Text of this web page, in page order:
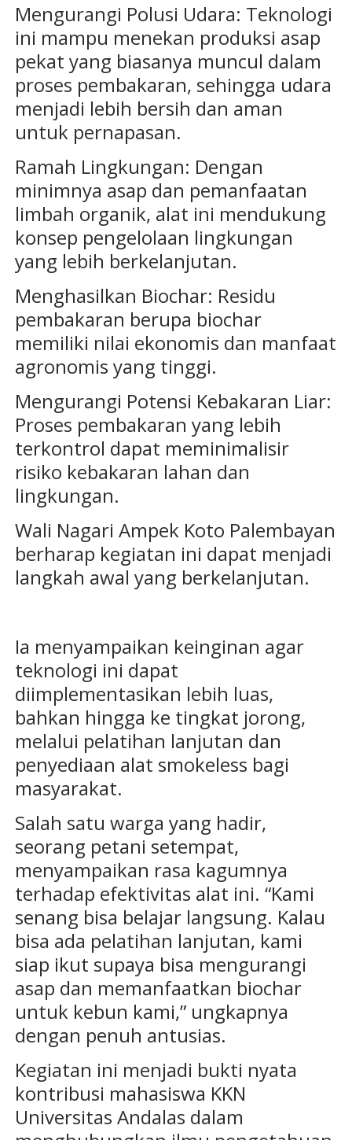
Mengurangi Polusi Udara: Teknologi
ini mampu menekan produksi asap
pekat yang biasanya muncul dalam
proses pembakaran, sehingga udara
menjadi lebih bersih dan aman
untuk pernapasan.
Ramah Lingkungan: Dengan
minimnya asap dan pemanfaatan
limbah organik, alat ini mendukung
konsep pengelolaan lingkungan
yang lebih berkelanjutan.
Menghasilkan Biochar: Residu
pembakaran berupa biochar
memiliki nilai ekonomis dan manfaat
agronomis yang tinggi.
Mengurangi Potensi Kebakaran Liar:
Proses pembakaran yang lebih
terkontrol dapat meminimalisir
risiko kebakaran lahan dan
lingkungan.
Wali Nagari Ampek Koto Palembayan
berharap kegiatan ini dapat menjadi
langkah awal yang berkelanjutan.
Ia menyampaikan keinginan agar
teknologi ini dapat
diimplementasikan lebih luas,
bahkan hingga ke tingkat jorong,
melalui pelatihan lanjutan dan
penyediaan alat smokeless bagi
masyarakat.
Salah satu warga yang hadir,
seorang petani setempat,
menyampaikan rasa kagumnya
terhadap efektivitas alat ini. “Kami
senang bisa belajar langsung. Kalau
bisa ada pelatihan lanjutan, kami
siap ikut supaya bisa mengurangi
asap dan memanfaatkan biochar
untuk kebun kami,” ungkapnya
dengan penuh antusias.
Kegiatan ini menjadi bukti nyata
kontribusi mahasiswa KKN
Universitas Andalas dalam